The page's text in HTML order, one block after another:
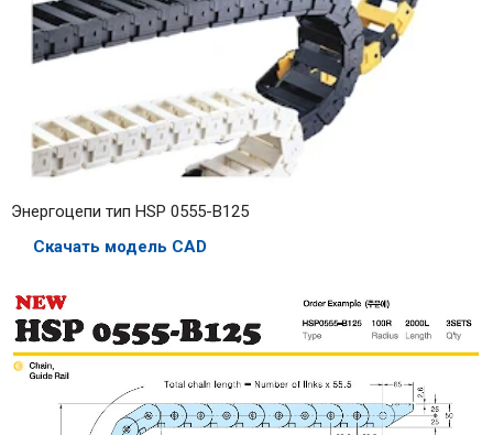
Энергоцепи тип HSP 0555-B125
Скачать модель CAD